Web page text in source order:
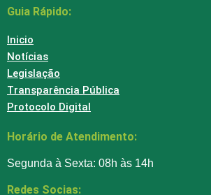
Guia Rápido:
Inicio
Notícias
Legislação
Transparência Pública
Protocolo Digital
Horário de Atendimento:
Segunda à Sexta: 08h às 14h
Redes Socias: